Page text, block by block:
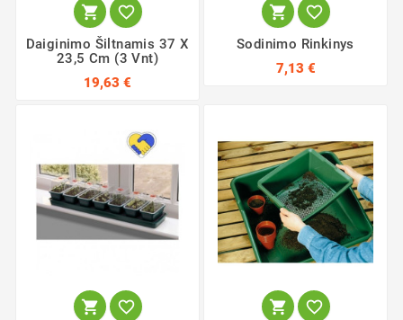
 
Daiginimo Šiltnamis 37 X
23,5 Cm (3 Vnt)
19,63 €
 
Sodinimo Rinkinys
7,13 €
   